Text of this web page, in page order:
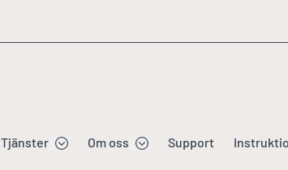
Tjänster Om oss Support